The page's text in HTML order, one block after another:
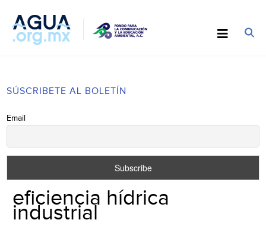
SÚSCRIBETE AL BOLETÍN
Email
eficiencia hídrica
industrial